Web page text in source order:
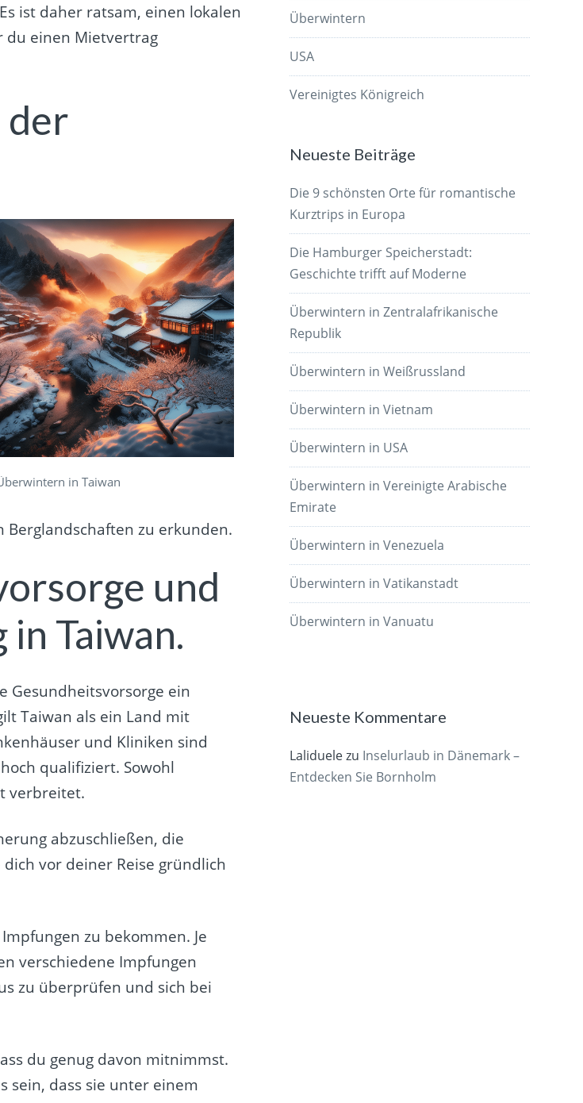
ist daher ratsam, einen lokalen
du einen Mietvertrag
der
in Taiwan
zu erkunden.
und
Taiwan.
Gesundheitsvorsorge ein
Taiwan als ein Land mit
und Kliniken sind
qualifiziert. Sowohl
verbreitet.
abzuschließen, die
vor deiner Reise gründlich
zu bekommen. Je
verschiedene Impfungen
zu überprüfen und sich bei
du genug davon mitnimmst.
sein, dass sie unter einem
Überwintern
USA
Vereinigtes Königreich
Neueste Beiträge
Die 9 schönsten Orte für romantische
Kurztrips in Europa
Die Hamburger Speicherstadt:
Geschichte trifft auf Moderne
Überwintern in Zentralafrikanische
Republik
Überwintern in Weißrussland
Überwintern in Vietnam
Überwintern in USA
Überwintern in Vereinigte Arabische
Emirate
Überwintern in Venezuela
Überwintern in Vatikanstadt
Überwintern in Vanuatu
Neueste Kommentare
Laliduelezu Inselurlaub in Dänemark –
Entdecken Sie Bornholm